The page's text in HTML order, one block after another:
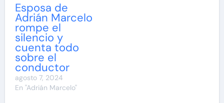
Esposa de
Adrián Marcelo
rompe el
silencio y
cuenta todo
sobre el
conductor
agosto 7, 2024
En "Adrián Marcelo"